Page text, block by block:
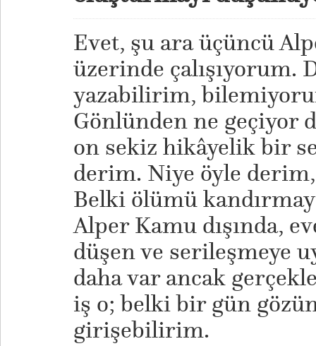
Evet, şu ara üçüncü
üzerinde çalışıyorum.
yazabilirim,
Gönlünden ne geçiyor
on sekiz hikâyelik bir
derim. Niye öyle
Belki ölümü
Alper Kamu dışında,
düşen ve serileşmeye
daha var ancak
iş o; belki bir gün
girişebilirim.